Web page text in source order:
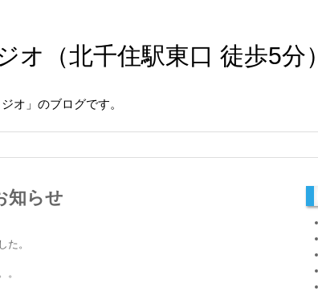
オ（北千住駅東口 徒歩5分）
オ」のブログです。
知らせ
た。
。